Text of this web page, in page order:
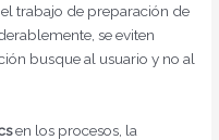
trabajo de preparación de
se eviten
busque al usuario y no al
en los procesos, la